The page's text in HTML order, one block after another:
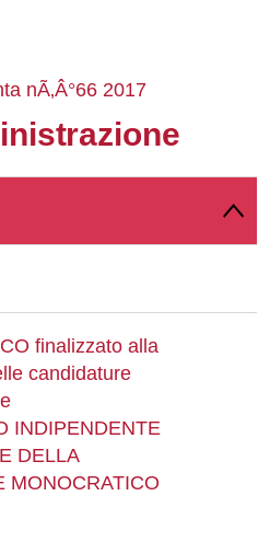
nÃ‚Â°66 2017
finalizzato alla
candidature
INDIPENDENTE
DELLA
MONOCRATICO